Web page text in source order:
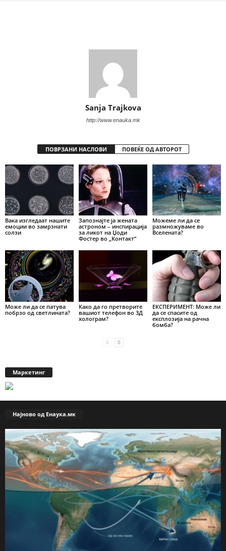
Sanja Trajkova
http://www.enauka.mk
ПОВРЗАНИ НАСЛОВИ ПОВЕЌЕ ОД АВТОРОТ
Вака изгледаат нашите
емоции во замрзнати
солзи
Запознајте ја жената
астроном – инспирација
за ликот на Џоди
Фостер во „Контакт“
Можеме ли да се
размножуваме во
Вселената?
Може ли да се патува
побрзо од светлината?
Како да го претворите
вашиот телефон во 3Д
холограм?
ЕКСПЕРИМЕНТ: Може ли
да се спасите од
експлозија на рачна
бомба?
Маркетинг
Најново од Енаука.мк